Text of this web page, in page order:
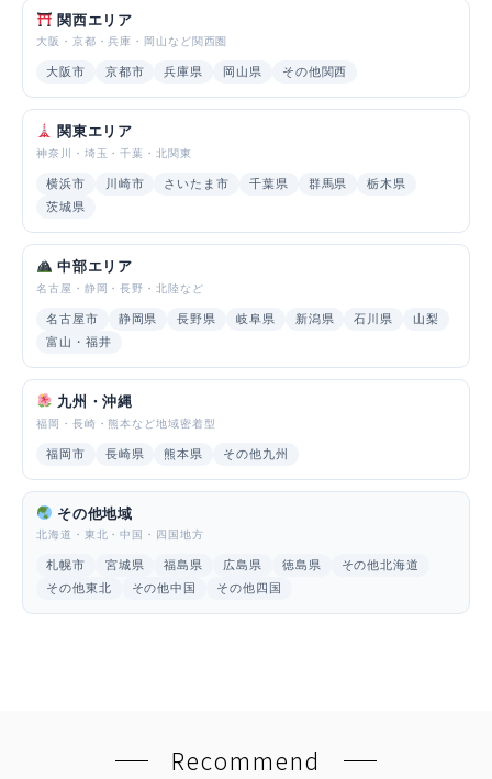
関西エリア
大阪・京都・兵庫・岡山など関西圏
大阪市 京都市 兵庫県 岡山県 その他関西
関東エリア
神奈川・埼玉・千葉・北関東
横浜市 川崎市 さいたま市 千葉県 群馬県
栃木県
茨城県
中部エリア
名古屋・静岡・長野・北陸など
名古屋市 静岡県 長野県 岐阜県 新潟県 石川県
山梨
富山・福井
九州・沖縄
福岡・長崎・熊本など地域密着型
福岡市 長崎県 熊本県 その他九州
その他地域
北海道・東北・中国・四国地方
札幌市 宮城県 福島県 広島県 徳島県
その他北海道
その他東北
その他中国 その他四国
Recommend